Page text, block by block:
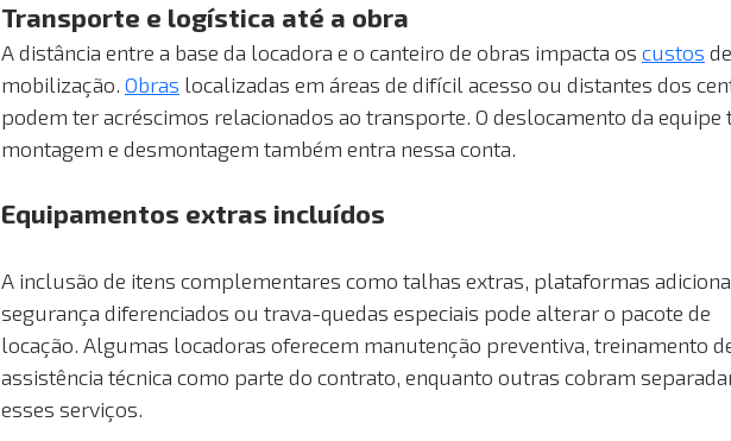
Transporte e logística até a obra
A distância entre a base da locadora e o canteiro de obras impacta os custos
mobilização. Obras localizadas em áreas de difícil acesso ou distantes dos
podem ter acréscimos relacionados ao transporte. O deslocamento da equipe
montagem e desmontagem também entra nessa conta.
Equipamentos extras incluídos
A inclusão de itens complementares como talhas extras, plataformas
segurança diferenciados ou trava-quedas especiais pode alterar o pacote de
locação. Algumas locadoras oferecem manutenção preventiva, treinamento
assistência técnica como parte do contrato, enquanto outras cobram
esses serviços.